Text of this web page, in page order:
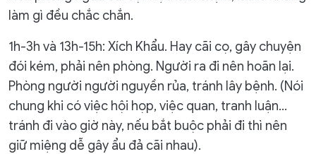
làm gì đều chắc chắn.
1h-3h và 13h-15h: Xích Khẩu. Hay cãi cọ, gây chuyện
đói kém, phải nên phòng. Người ra đi nên hoãn lại.
Phòng người người nguyền rủa, tránh lây bệnh. (Nói
chung khi có việc hội họp, việc quan, tranh luận…
tránh đi vào giờ này, nếu bắt buộc phải đi thì nên
giữ miệng dễ gây ẩu đả cãi nhau).